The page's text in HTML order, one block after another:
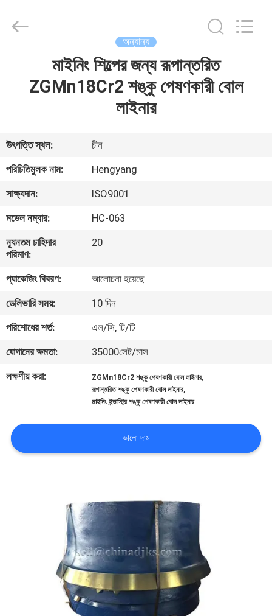
আমাদের
সম্পর্কে
কারখানা
ভ্রমণ
নিয়ন্ত্রণ
যোগাযোগ
করুন
খবর
মামলা
Industrial
অন্যান্য
মাইনিং শিল্পের জন্য রূপান্তরিত
ZGMn18Cr2 শঙ্কু পেষণকারী বোল
লাইনার
উৎপত্তি স্থল:
চীন
পরিচিতিমুলক নাম:
Hengyang
সাক্ষ্যদান:
ISO9001
মডেল নম্বার:
HC-063
ন্যূনতম চাহিদার
পরিমাণ:
20
প্যাকেজিং বিবরণ:
আলোচনা হয়েছে
ডেলিভারি সময়:
10 দিন
পরিশোধের শর্ত:
এল/সি, টি/টি
যোগানের ক্ষমতা:
35000সেট/মাস
লক্ষণীয় করা:
ZGMn18Cr2 শঙ্কু পেষণকারী বোল লাইনার,
রূপান্তরিত শঙ্কু পেষণকারী বোল লাইনার,
মাইনিং ইন্ডাস্ট্রি শঙ্কু পেষণকারী বোল লাইনার
ভালো দাম